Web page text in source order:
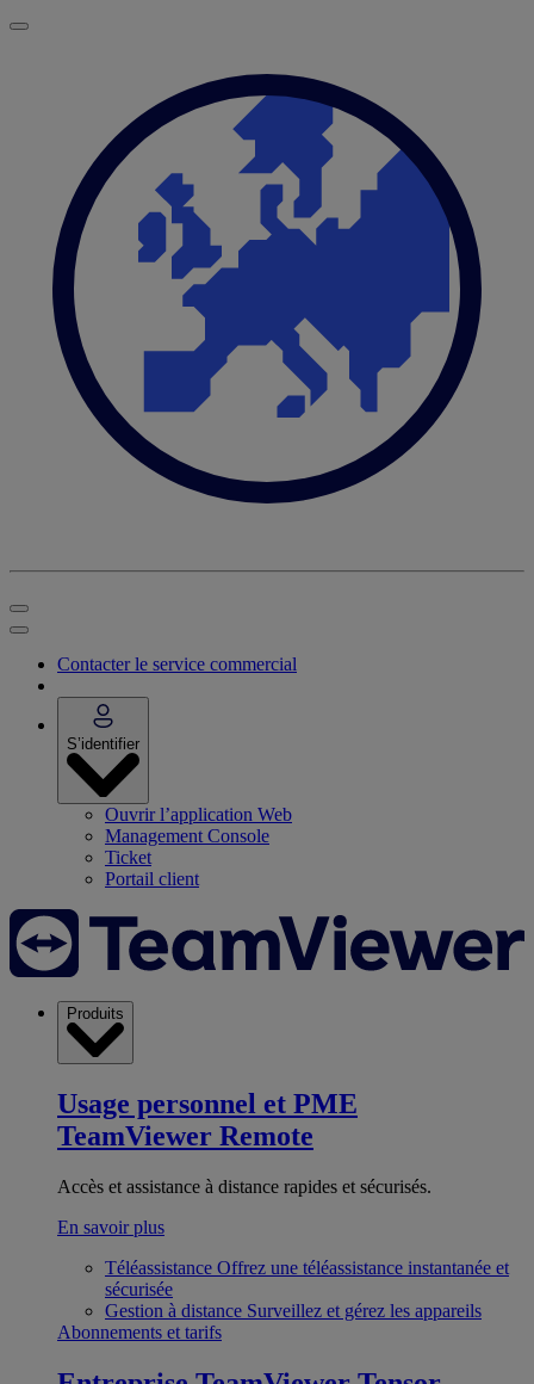
Contacter le service commercial
S’identifier
Ouvrir l’application Web
Management Console
Ticket
Portail client
Produits
Usage personnel et PME
TeamViewer Remote
Accès et assistance à distance rapides et sécurisés.
En savoir plus
Téléassistance Offrez une téléassistance instantanée et
sécurisée
Gestion à distance Surveillez et gérez les appareils
Abonnements et tarifs